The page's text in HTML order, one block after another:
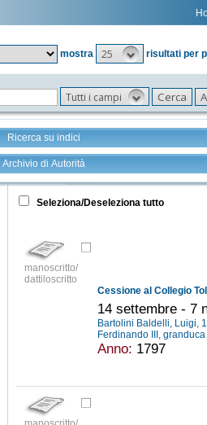
mostra
25 risultati per
Tutti i campi
Ricerca su indici
Archivio di Autorità
Tutto +
Seleziona/Deseleziona tutto
manoscritto/
dattiloscritto
14 settembre - 7
Bartolini Baldelli, Luigi,
Ferdinando III,
Anno: 1797